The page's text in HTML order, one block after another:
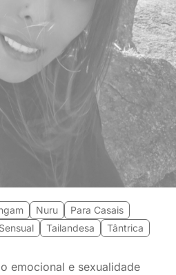
Nuru
Para Casais
Sensual Tailandesa Tântrica
emocional e sexualidade